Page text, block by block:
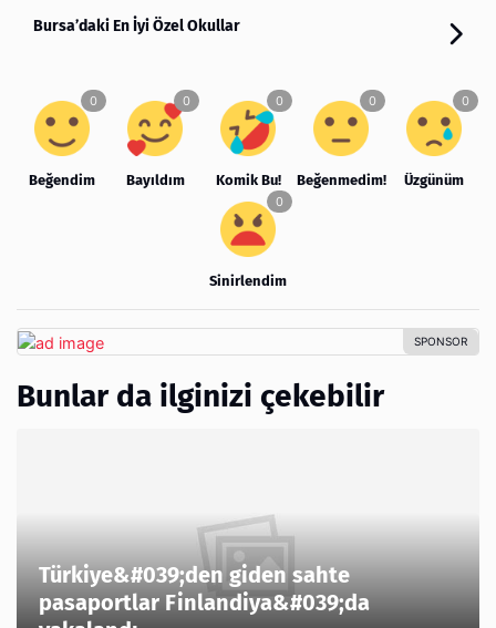
Bursa’daki En İyi Özel Okullar
Beğendim Bayıldım Komik Bu! Beğenmedim! Üzgünüm
Sinirlendim
Bunlar da ilginizi çekebilir
Türkiye&#039;den giden sahte
pasaportlar Finlandiya&#039;da